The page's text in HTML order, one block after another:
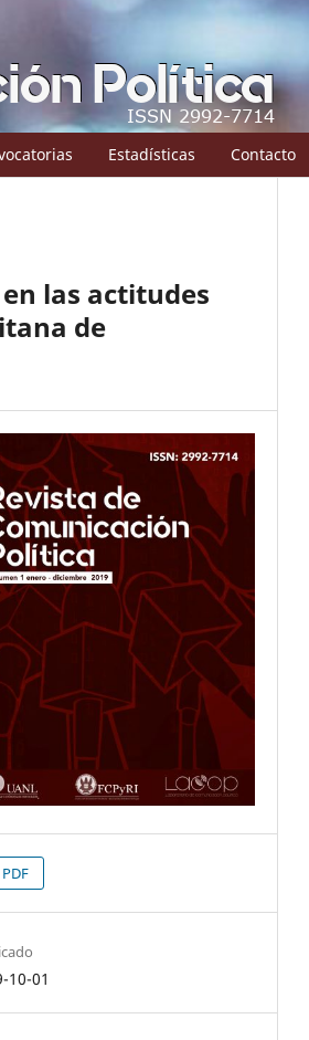
Estadísticas Contacto
las actitudes
de
PDF
10-01